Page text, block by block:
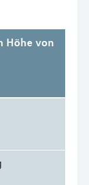
Höhe von